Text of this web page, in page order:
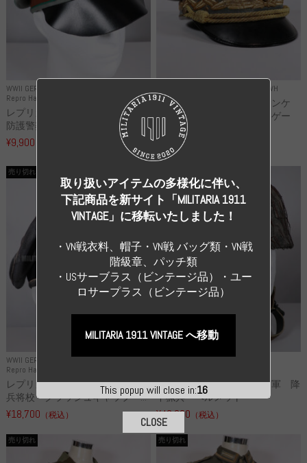
WWII GERMANY
Repro Hat and Cap Police and other
レプリカ ドイツ秩序警察 都市
防護警察 クラッシュキャップ...
¥9,900
Repro Uniforms WH
レプリカ ミヒャエル・ヤンケ
製 国家元帥 ヘルマン・ゲー
¥55,000
WWII GERMANY
Repro Hat and Cap SS and WSS
売り切れ
レプリカ 武装親衛隊 WSS 歩
兵将校 クラッシュキャップ ...
¥18,700 （税込）
WWII GERMANY
高品質レプリカ ドイツ空軍 降
下猟兵 ヘルメット
¥49,800 （税込）
売り切れ 売り切れ
This popup will close in:15
取り扱いアイテムの多様化に伴い、
下記商品を新サイト「MILITARIA 1911
VINTAGE」に移転いたしました！
・VN戦衣料、帽子・VN戦 バッグ類・VN戦
階級章、パッチ類
・USサーブラス（ビンテージ品）・ユー
ロサープラス（ビンテージ品）
MILITARIA 1911 VINTAGE へ移動
CLOSE